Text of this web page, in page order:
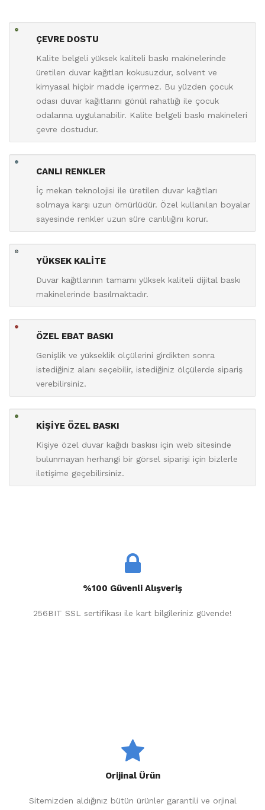
ÇEVRE DOSTU
Kalite belgeli yüksek kaliteli baskı makinelerinde
üretilen duvar kağıtları kokusuzdur, solvent ve
kimyasal hiçbir madde içermez. Bu yüzden çocuk
odası duvar kağıtlarını gönül rahatlığı ile çocuk
odalarına uygulanabilir. Kalite belgeli baskı makineleri
çevre dostudur.
CANLI RENKLER
İç mekan teknolojisi ile üretilen duvar kağıtları
solmaya karşı uzun ömürlüdür. Özel kullanılan boyalar
sayesinde renkler uzun süre canlılığını korur.
YÜKSEK KALİTE
Duvar kağıtlarının tamamı yüksek kaliteli dijital baskı
makinelerinde basılmaktadır.
ÖZEL EBAT BASKI
Genişlik ve yükseklik ölçülerini girdikten sonra
istediğiniz alanı seçebilir, istediğiniz ölçülerde sipariş
verebilirsiniz.
KİŞİYE ÖZEL BASKI
Kişiye özel duvar kağıdı baskısı için web sitesinde
bulunmayan herhangi bir görsel siparişi için bizlerle
iletişime geçebilirsiniz.
%100 Güvenli Alışveriş
256BIT SSL sertifikası ile kart bilgileriniz güvende!
Orijinal Ürün
Sitemizden aldığınız bütün ürünler garantili ve orjinal